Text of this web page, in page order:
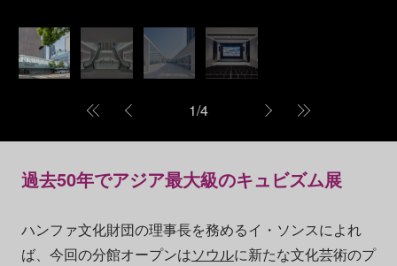
1/4
過去50年でアジア最大級のキュビズム展
ハンファ文化財団の理事長を務めるイ・ソンスによれ
ば、今回の分館オープンはソウルに新たな文化芸術のプ